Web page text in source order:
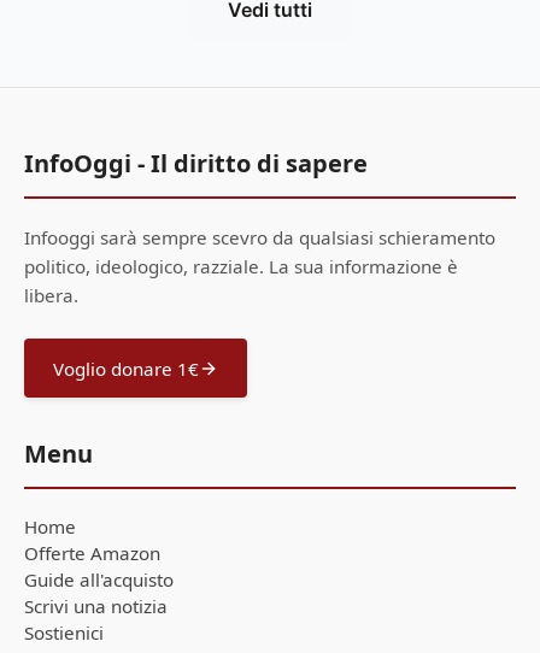
Vedi tutti
InfoOggi - Il diritto di sapere
Infooggi sarà sempre scevro da qualsiasi schieramento
politico, ideologico, razziale. La sua informazione è
libera.
Voglio donare 1€
Menu
Home
Offerte Amazon
Guide all'acquisto
Scrivi una notizia
Sostienici